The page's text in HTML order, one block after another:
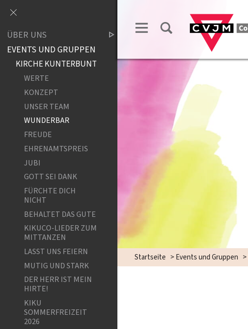
Startseite >Events und Gruppen >
ÜBER UNS
EVENTS UND GRUPPEN
KIRCHE KUNTERBUNT
WERTE
KONZEPT
UNSER TEAM
WUNDERBAR
FREUDE
EHRENAMTSPREIS
JUBI
GOTT SEI DANK
FÜRCHTE DICH
NICHT
BEHALTET DAS GUTE
KIKUCO-LIEDER ZUM
MITTANZEN
LASST UNS FEIERN
MUTIG UND STARK
DER HERR IST MEIN
HIRTE!
KIKU
SOMMERFREIZEIT
2026